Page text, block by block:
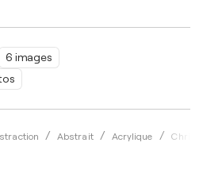
6 images
Abstrait Acrylique